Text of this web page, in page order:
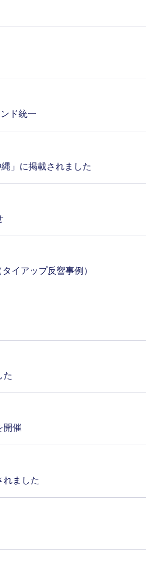
ド統一
」に掲載されました
イアップ反響事例）
た
開催
れました